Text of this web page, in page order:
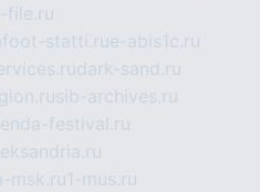
file.ru
statti.rue-abis1c.ru
dark-sand.ru
sib-archives.ru
festival.ru
msk.ru1-mus.ru